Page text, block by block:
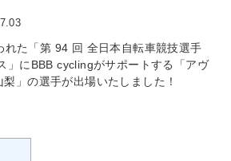
た「第 94 回 全日本自転車競技選手
」にBBB cyclingがサポートする「アヴ
」の選手が出場いたしました！